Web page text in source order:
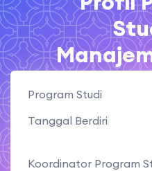
Program Studi
Tanggal Berdiri
Koordinator Program